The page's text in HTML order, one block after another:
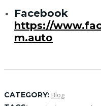
Facebook
https://
m.auto
CATEGORY: Blog